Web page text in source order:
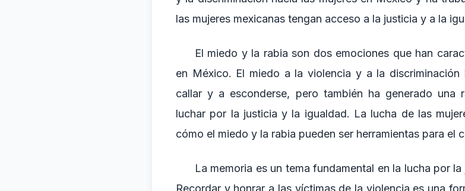
las mujeres mexicanas tengan acceso a la justicia y a la
El miedo y la rabia son dos emociones que han
en México. El miedo a la violencia y a la discriminación
callar y a esconderse, pero también ha generado una
luchar por la justicia y la igualdad. La lucha de las
cómo el miedo y la rabia pueden ser herramientas para el
La memoria es un tema fundamental en la lucha por
Recordar y honrar a las víctimas de la violencia es una